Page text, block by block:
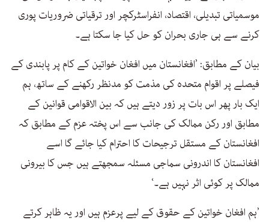
موسمیاتی تبدیلی، اقتصاد، انفراسٹرکچر اور ترقیاتی ضروریات پوری
کرنے سے ہی جاری بحران کو حل کیا جا سکتا ہے۔
بیان کے مطابق: ’افغانستان میں افغان خواتین کے کام پر پابندی کے
فیصلے پر اقوام متحدہ کی مذمت کو مدنظر رکھنے کے ساتھ، ہم
ایک بار پھر اس بات پر زور دیتے ہیں کہ بین الاقوامی قوانین کے
مطابق اور رکن ممالک کی جانب سے اس پختہ عزم کے مطابق کہ
افغانستان کے مستقل ترجیحات کا احترام کیا جائے گا اسے
افغانستان کا اندرونی سماجی مسئلہ سمجھتے ہیں جس کا بیرونی
ممالک پر کوئی اثر نہیں ہے۔‘
’ہم افغان خواتین کے حقوق کے لیے پرعزم ہیں اور یہ ظاہر کرتے